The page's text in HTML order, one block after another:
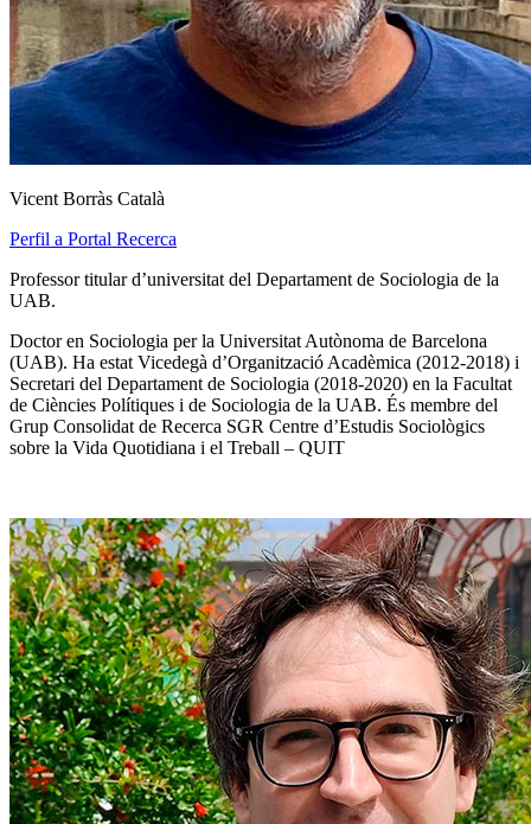
Vicent Borràs Català
Perfil a Portal Recerca
Professor titular d’universitat del Departament de Sociologia de la
UAB.
Doctor en Sociologia per la Universitat Autònoma de Barcelona
(UAB). Ha estat Vicedegà d’Organització Acadèmica (2012-2018) i
Secretari del Departament de Sociologia (2018-2020) en la Facultat
de Ciències Polítiques i de Sociologia de la UAB. És membre del
Grup Consolidat de Recerca SGR Centre d’Estudis Sociològics
sobre la Vida Quotidiana i el Treball – QUIT